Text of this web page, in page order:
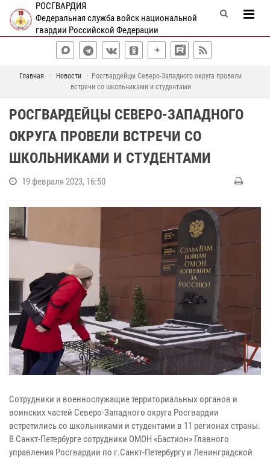
РОСГВАРДИЯ
Федеральная служба войск национальной
гвардии Российской Федерации
Главная Новости
Росгвардейцы Северо-Западного округа провели
встречи со школьниками и студентами
РОСГВАРДЕЙЦЫ СЕВЕРО-ЗАПАДНОГО
ОКРУГА ПРОВЕЛИ ВСТРЕЧИ СО
ШКОЛЬНИКАМИ И СТУДЕНТАМИ
19 февраля 2023, 16:50
Сотрудники и военнослужащие территориальных органов и
воинских частей Северо-Западного округа Росгвардии
встретились со школьниками и студентами в 11 регионах страны.
В Санкт-Петербурге сотрудники ОМОН «Бастион» Главного
управления Росгвардии по г.Санкт-Петербургу и Ленинградской